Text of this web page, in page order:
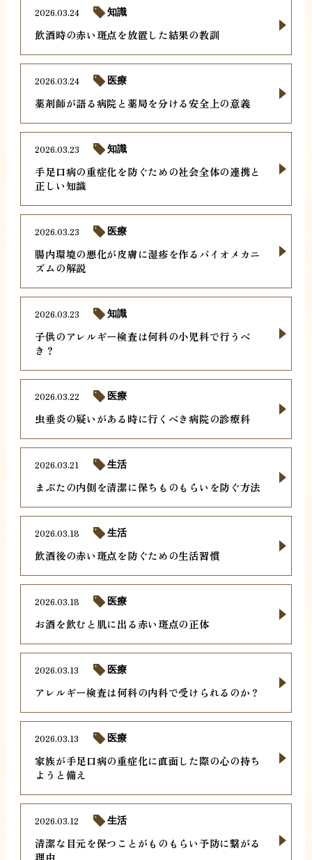
飲酒時の赤い斑点を放置した結果の教訓
2026.03.24 知識
薬剤師が語る病院と薬局を分ける安全上の意義
2026.03.24 医療
手足口病の重症化を防ぐための社会全体の連携と
正しい知識
2026.03.23 知識
腸内環境の悪化が皮膚に湿疹を作るバイオメカニ
ズムの解説
2026.03.23 医療
子供のアレルギー検査は何科の小児科で行うべ
き？
2026.03.23 知識
虫垂炎の疑いがある時に行くべき病院の診療科
2026.03.22 医療
まぶたの内側を清潔に保ちものもらいを防ぐ方法
2026.03.21 生活
飲酒後の赤い斑点を防ぐための生活習慣
2026.03.18 生活
お酒を飲むと肌に出る赤い斑点の正体
2026.03.18 医療
アレルギー検査は何科の内科で受けられるのか？
2026.03.13 医療
家族が手足口病の重症化に直面した際の心の持ち
ようと備え
2026.03.13 医療
清潔な目元を保つことがものもらい予防に繋がる
理由
2026.03.12 生活